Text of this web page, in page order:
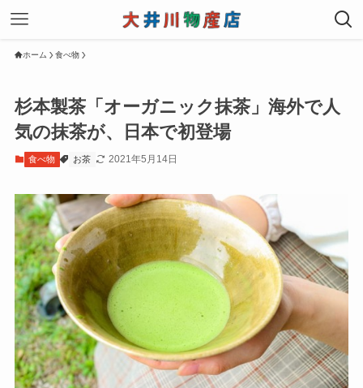
ホーム 食べ物
杉本製茶「オーガニック抹茶」海外で人
気の抹茶が、日本で初登場
食べ物 お茶 2021年5月14日